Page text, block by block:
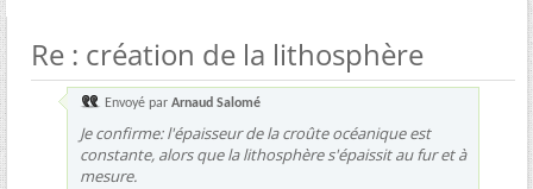
Re : création de la lithosphère
Envoyé par Arnaud Salomé
Je confirme: l'épaisseur de la croûte océanique est
constante, alors que la lithosphère s'épaissit au fur et à
mesure.